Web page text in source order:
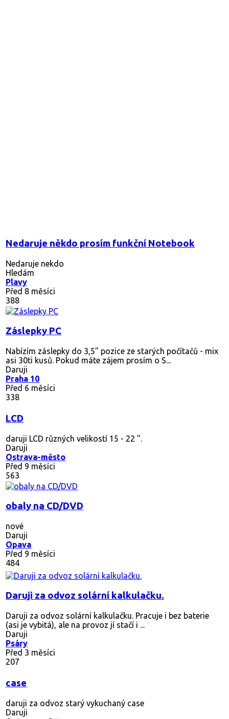
Nedaruje někdo prosím funkční Notebook
Nedaruje nekdo
Hledám
Plavy
Před 8 měsíci
388
Záslepky PC
Nabízím záslepky do 3,5" pozice ze starých počítačů - mix
asi 30ti kusů. Pokud máte zájem prosím o S...
Daruji
Praha 10
Před 6 měsíci
338
LCD
daruji LCD různých velikostí 15 - 22 ".
Daruji
Ostrava-město
Před 9 měsíci
563
obaly na CD/DVD
nové
Daruji
Opava
Před 9 měsíci
484
Daruji za odvoz solární kalkulačku.
Daruji za odvoz solární kalkulačku. Pracuje i bez baterie
(asi je vybitá), ale na provoz jí stačí i ...
Daruji
Psáry
Před 3 měsíci
207
case
daruji za odvoz starý vykuchaný case
Daruji